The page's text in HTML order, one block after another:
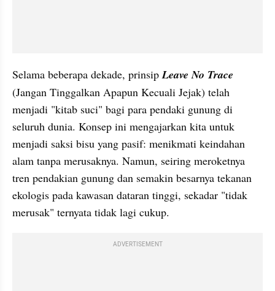
Selama beberapa dekade, prinsip Leave No Trace
(Jangan Tinggalkan Apapun Kecuali Jejak) telah
menjadi "kitab suci" bagi para pendaki gunung di
seluruh dunia. Konsep ini mengajarkan kita untuk
menjadi saksi bisu yang pasif: menikmati keindahan
alam tanpa merusaknya. Namun, seiring meroketnya
tren pendakian gunung dan semakin besarnya tekanan
ekologis pada kawasan dataran tinggi, sekadar "tidak
merusak" ternyata tidak lagi cukup.
ADVERTISEMENT